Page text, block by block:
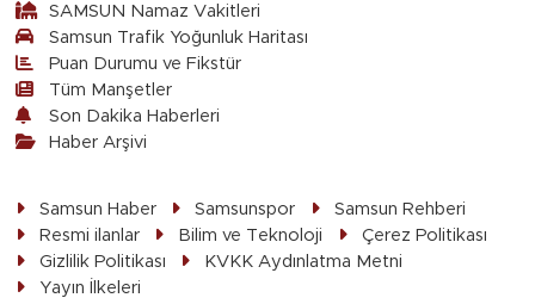
SAMSUN Namaz Vakitleri
Samsun Trafik Yoğunluk Haritası
Puan Durumu ve Fikstür
Tüm Manşetler
Son Dakika Haberleri
Haber Arşivi
Samsun Haber Samsunspor
Samsun Rehberi
Resmi ilanlar
Bilim ve Teknoloji
Çerez Politikası
Gizlilik Politikası
KVKK Aydınlatma Metni
Yayın İlkeleri